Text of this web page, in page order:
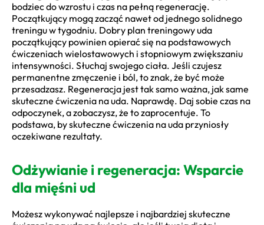
bodziec do wzrostu i czas na pełną regenerację.
Początkujący mogą zacząć nawet od jednego solidnego
treningu w tygodniu. Dobry plan treningowy uda
początkujący powinien opierać się na podstawowych
ćwiczeniach wielostawowych i stopniowym zwiększaniu
intensywności. Słuchaj swojego ciała. Jeśli czujesz
permanentne zmęczenie i ból, to znak, że być może
przesadzasz. Regeneracja jest tak samo ważna, jak same
skuteczne ćwiczenia na uda. Naprawdę. Daj sobie czas na
odpoczynek, a zobaczysz, że to zaprocentuje. To
podstawa, by skuteczne ćwiczenia na uda przyniosły
oczekiwane rezultaty.
Odżywianie i regeneracja: Wsparcie
dla mięśni ud
Możesz wykonywać najlepsze i najbardziej skuteczne